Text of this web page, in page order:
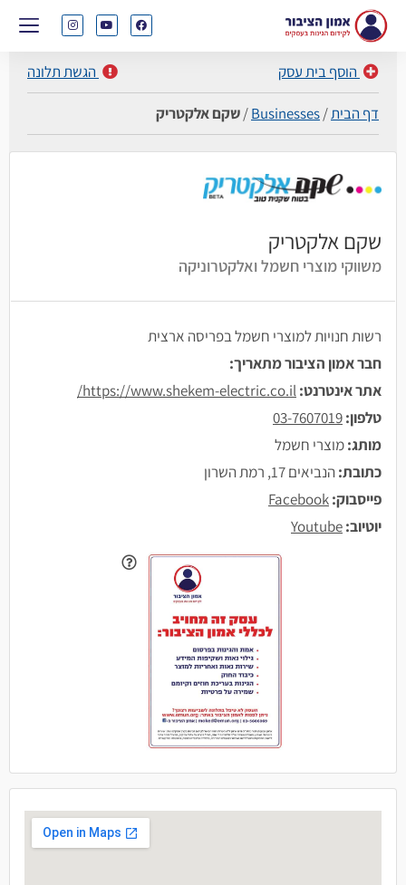
הוסף בית עסק הגשת תלונה
דף הבית/
Businesses
/שקם אלקטריק
שקם אלקטריק
משווקי מוצרי חשמל ואלקטרוניקה
רשות חנויות למוצרי חשמל בפריסה ארצית
חבר אמון הציבור מתאריך:
אתר אינטרנט:https://www.shekem-electric.co.il/
טלפון:03-7607019
מותג:מוצרי חשמל
כתובת:הנביאים 17, רמת השרון
פייסבוק:Facebook
יוטיוב:Youtube